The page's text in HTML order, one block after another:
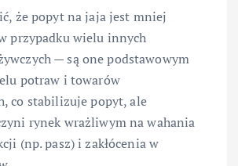
że popyt na jaja jest mniej
przypadku wielu innych
— są one podstawowym
potraw i towarów
co stabilizuje popyt, ale
rynek wrażliwym na wahania
(np. pasz) i zakłócenia w